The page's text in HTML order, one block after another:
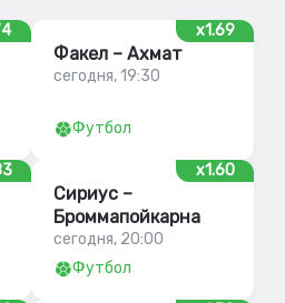
x1.69
Факел – Ахмат
сегодня, 19:30
Футбол
x1.60
Сириус –
Броммапойкарна
сегодня, 20:00
Футбол